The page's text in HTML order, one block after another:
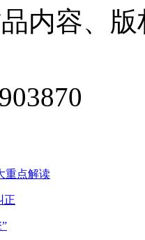
内容、
重点解读
正